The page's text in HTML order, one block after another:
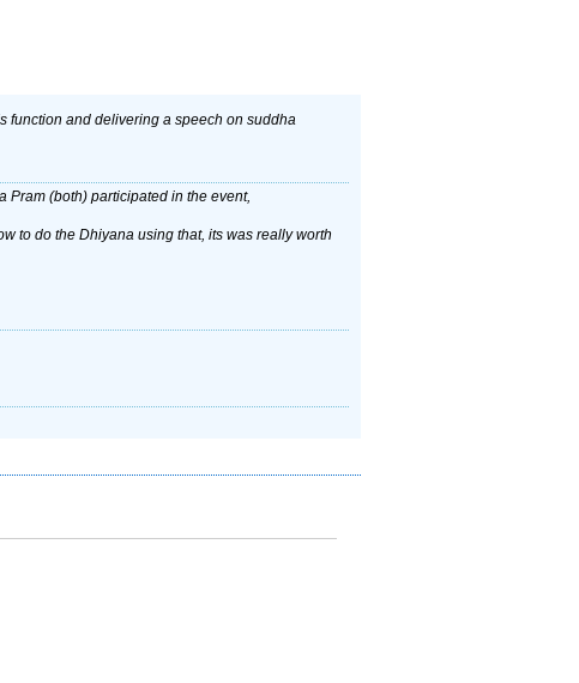
function and delivering a speech on suddha
Pram (both) participated in the event,
to do the Dhiyana using that, its was really worth